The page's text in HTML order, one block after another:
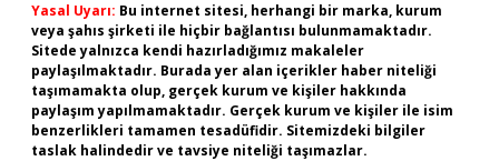
Yasal Uyarı: Bu internet sitesi, herhangi bir marka, kurum
veya şahıs şirketi ile hiçbir bağlantısı bulunmamaktadır.
Sitede yalnızca kendi hazırladığımız makaleler
paylaşılmaktadır. Burada yer alan içerikler haber niteliği
taşımamakta olup, gerçek kurum ve kişiler hakkında
paylaşım yapılmamaktadır. Gerçek kurum ve kişiler ile isim
benzerlikleri tamamen tesadüfidir. Sitemizdeki bilgiler
taslak halindedir ve tavsiye niteliği taşımazlar.